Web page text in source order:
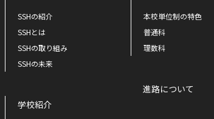
SSHの紹介
SSHとは
SSHの取り組み
SSHの未来
学校紹介
本校単位制の特色
普通科
理数科
進路について